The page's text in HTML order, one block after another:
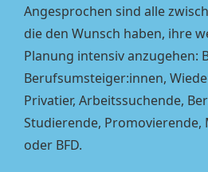
Angesprochen sind alle
die den Wunsch haben, ihre
Planung intensiv anzugehen:
Berufsumsteiger:innen,
Privatier, Arbeitssuchende,
Studierende, Promovierende,
oder BFD.